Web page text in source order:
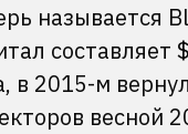
называется
в 2015-м
весной